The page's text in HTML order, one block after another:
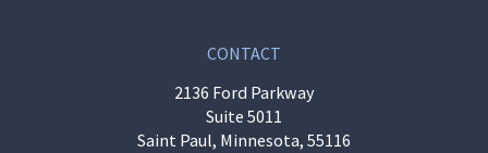
CONTACT
2136 Ford Parkway
Suite 5011
Saint Paul, Minnesota, 55116